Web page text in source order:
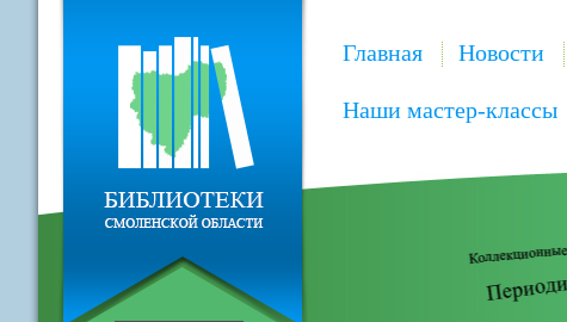
Главная Новости
Наши мастер-классы